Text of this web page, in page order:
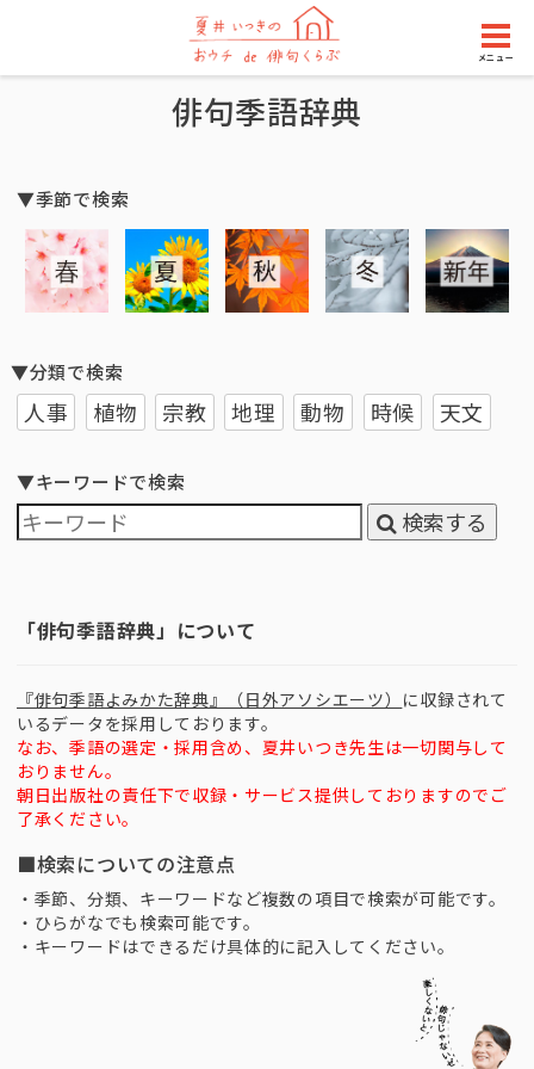
メニュー
俳句季語辞典
▼季節で検索
▼分類で検索
人事 植物 宗教 地理 動物 時候 天文
▼キーワードで検索
検索する
「俳句季語辞典」について
『俳句季語よみかた辞典』（日外アソシエーツ） に収録されて
いるデータを採用しております。
なお、季語の選定・採用含め、夏井いつき先生は一切関与して
おりません。
朝日出版社の責任下で収録・サービス提供しておりますのでご
了承ください。
■検索についての注意点
・季節、分類、キーワードなど複数の項目で検索が可能です。
・ひらがなでも検索可能です。
・キーワードはできるだけ具体的に記入してください。